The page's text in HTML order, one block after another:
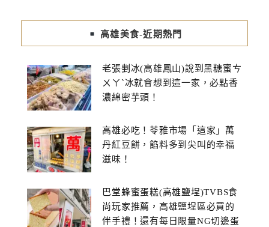
高雄美食-近期熱門
老張剉冰(高雄鳳山)說到黑糖蜜ㄘ
ㄨㄚˋ冰就會想到這一家，必點香
濃綿密芋頭！
高雄必吃！苓雅市場「這家」萬
丹紅豆餅，餡料多到尖叫的幸福
滋味！
巴堂蜂蜜蛋糕(高雄鹽埕)TVBS食
尚玩家推薦，高雄鹽埕區必買的
伴手禮！還有每日限量NG切邊蛋